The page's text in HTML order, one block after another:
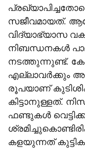
സജീവമായത്.
വിദ്യാഭ്യാസ
നിബന്ധനകള്‍
നടത്തുന്നുണ്ട്.
എല്ലാവര്‍ക്കും
രൂപയാണ്
കിട്ടാനുള്ളത്.
ഫണ്ടുകള്‍
കളയുന്നത്